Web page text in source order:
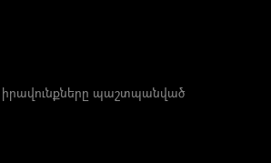
իրավունքները պաշտպանված